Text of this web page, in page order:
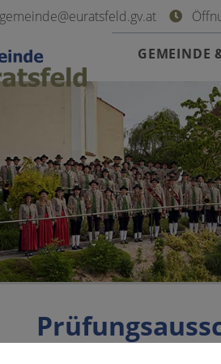
gemeinde@euratsfeld.gv.at
GEMEINDE